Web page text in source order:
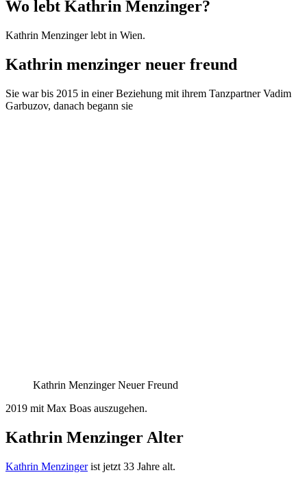
Wo lebt Kathrin Menzinger?
Kathrin Menzinger lebt in Wien.
Kathrin menzinger neuer freund
Sie war bis 2015 in einer Beziehung mit ihrem Tanzpartner Vadim
Garbuzov, danach begann sie
Kathrin Menzinger Neuer Freund
2019 mit Max Boas auszugehen.
Kathrin Menzinger Alter
Kathrin Menzingerist jetzt 33 Jahre alt.